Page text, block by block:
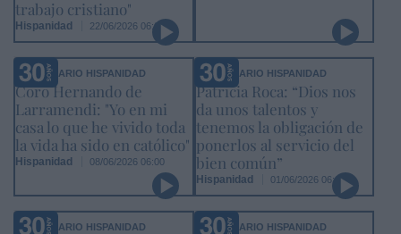
trabajo cristiano"
Hispanidad 22/06/2026 06:00
ANIVERSARIO HISPANIDAD
Coro Hernando de
Larramendi: "Yo en mi
casa lo que he vivido toda
la vida ha sido en católico"
Hispanidad 08/06/2026 06:00
ANIVERSARIO HISPANIDAD
Patricia Roca: “Dios nos
da unos talentos y
tenemos la obligación de
ponerlos al servicio del
bien común”
Hispanidad 01/06/2026 06:00
ANIVERSARIO HISPANIDAD ANIVERSARIO HISPANIDAD